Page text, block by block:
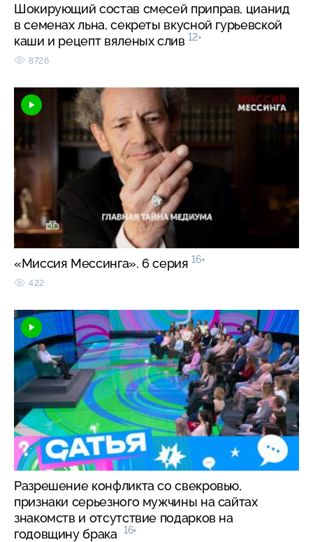
Шокирующий состав смесей приправ, цианид
в семенах льна, секреты вкусной гурьевской
каши и рецепт вяленых слив 12+
8726
«Миссия Мессинга». 6 серия 16+
422
Разрешение конфликта со свекровью,
признаки серьезного мужчины на сайтах
знакомств и отсутствие подарков на
годовщину брака
16+